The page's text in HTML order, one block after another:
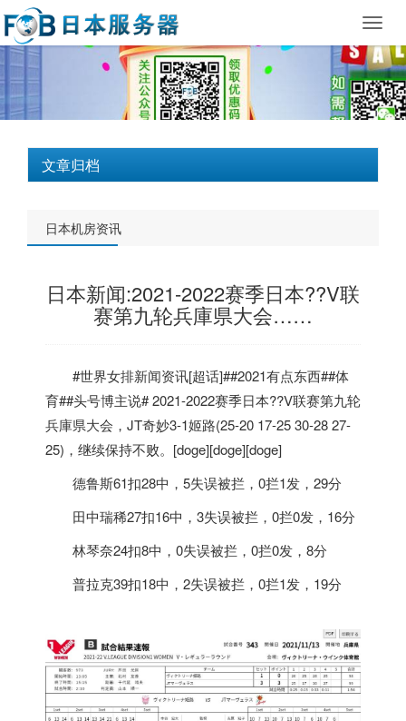
文章归档
日本机房资讯
日本新闻:2021-2022赛季日本??V联
赛第九轮兵庫県大会……
#世界女排新闻资讯[超话]##2021有点东西##体
育##头号博主说# 2021-2022赛季日本??V联赛第九轮
兵庫県大会，JT奇妙3-1姬路(25-20 17-25 30-28 27-
25)，继续保持不败。[doge][doge][doge]
德鲁斯61扣28中，5失误被拦，0拦1发，29分
田中瑞稀27扣16中，3失误被拦，0拦0发，16分
林琴奈24扣8中，0失误被拦，0拦0发，8分
普拉克39扣18中，2失误被拦，0拦1发，19分